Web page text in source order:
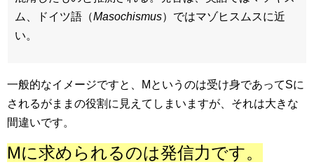
ム、ドイツ語（Masochismus）ではマゾヒスムスに近
い。
一般的なイメージですと、Mというのは受け身であってSに
されるがままの役割に見えてしまいますが、それは大きな
間違いです。
Mに求められるのは発信力です。